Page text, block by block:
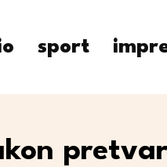
sport